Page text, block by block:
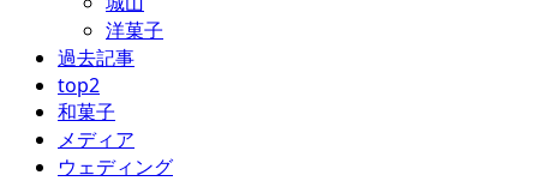
洋菓子
過去記事
top2
和菓子
メディア
ウェディング